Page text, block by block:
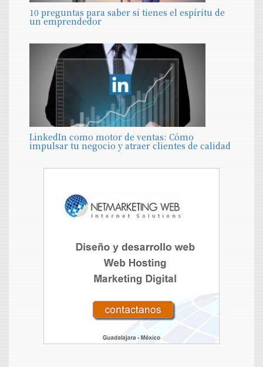
10 preguntas para saber si tienes el espíritu de
un emprendedor
LinkedIn como motor de ventas: Cómo
impulsar tu negocio y atraer clientes de calidad